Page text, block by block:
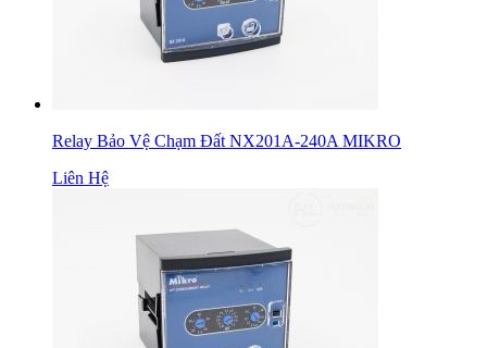
Relay Bảo Vệ Chạm Đất NX201A-240A MIKRO
Liên Hệ